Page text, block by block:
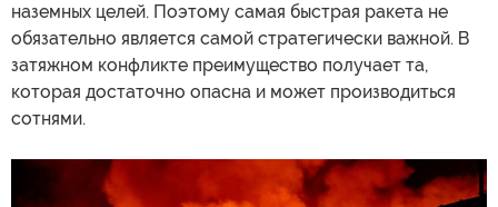
наземных целей. Поэтому самая быстрая ракета не
обязательно является самой стратегически важной. В
затяжном конфликте преимущество получает та,
которая достаточно опасна и может производиться
сотнями.